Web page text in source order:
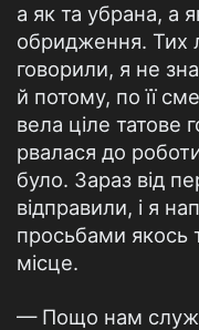
а як та убрана, а
обридження. Тих
говорили, я не
й потому, по її
вела ціле татове
рвалася до
було. Зараз від
відправили, і я
просьбами якось
місце.
— Пощо нам